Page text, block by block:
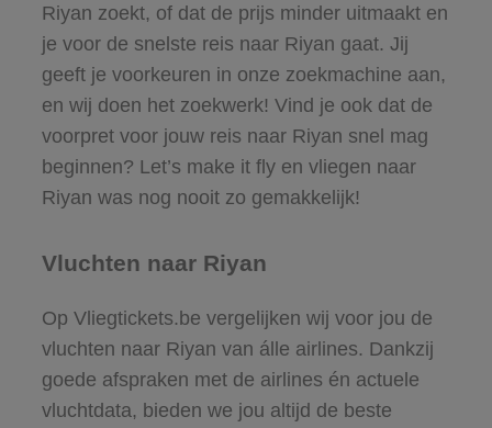
Riyan zoekt, of dat de prijs minder uitmaakt en
je voor de snelste reis naar Riyan gaat. Jij
geeft je voorkeuren in onze zoekmachine aan,
en wij doen het zoekwerk! Vind je ook dat de
voorpret voor jouw reis naar Riyan snel mag
beginnen? Let’s make it fly en vliegen naar
Riyan was nog nooit zo gemakkelijk!
Vluchten naar Riyan
Op Vliegtickets.be vergelijken wij voor jou de
vluchten naar Riyan van álle airlines. Dankzij
goede afspraken met de airlines én actuele
vluchtdata, bieden we jou altijd de beste